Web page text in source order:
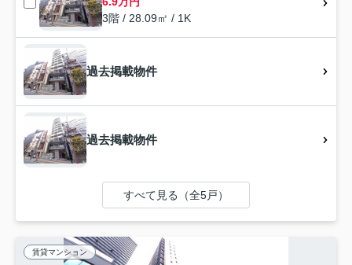
3階 / 28.09㎡ / 1K
過去掲載物件
過去掲載物件
すべて見る（全5戸）
賃貸マンション